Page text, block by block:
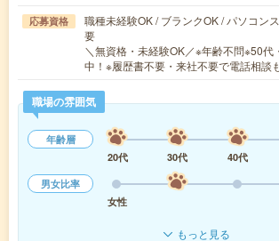
応募資格
職種未経験OK / ブランクOK / パソコン
要
＼無資格・未経験OK／※年齢不問※50代
中！※履歴書不要・来社不要で電話相談
職場の雰囲気
年齢層
20代
30代 40代
男女比率
女性
もっと見る